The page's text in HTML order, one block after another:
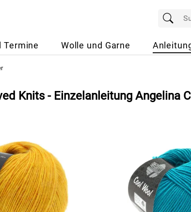
Termine Wolle und Garne
Knits - Einzelanleitung Angelina